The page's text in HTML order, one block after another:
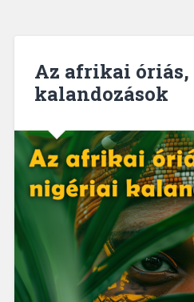
Az afrikai
kalandozások